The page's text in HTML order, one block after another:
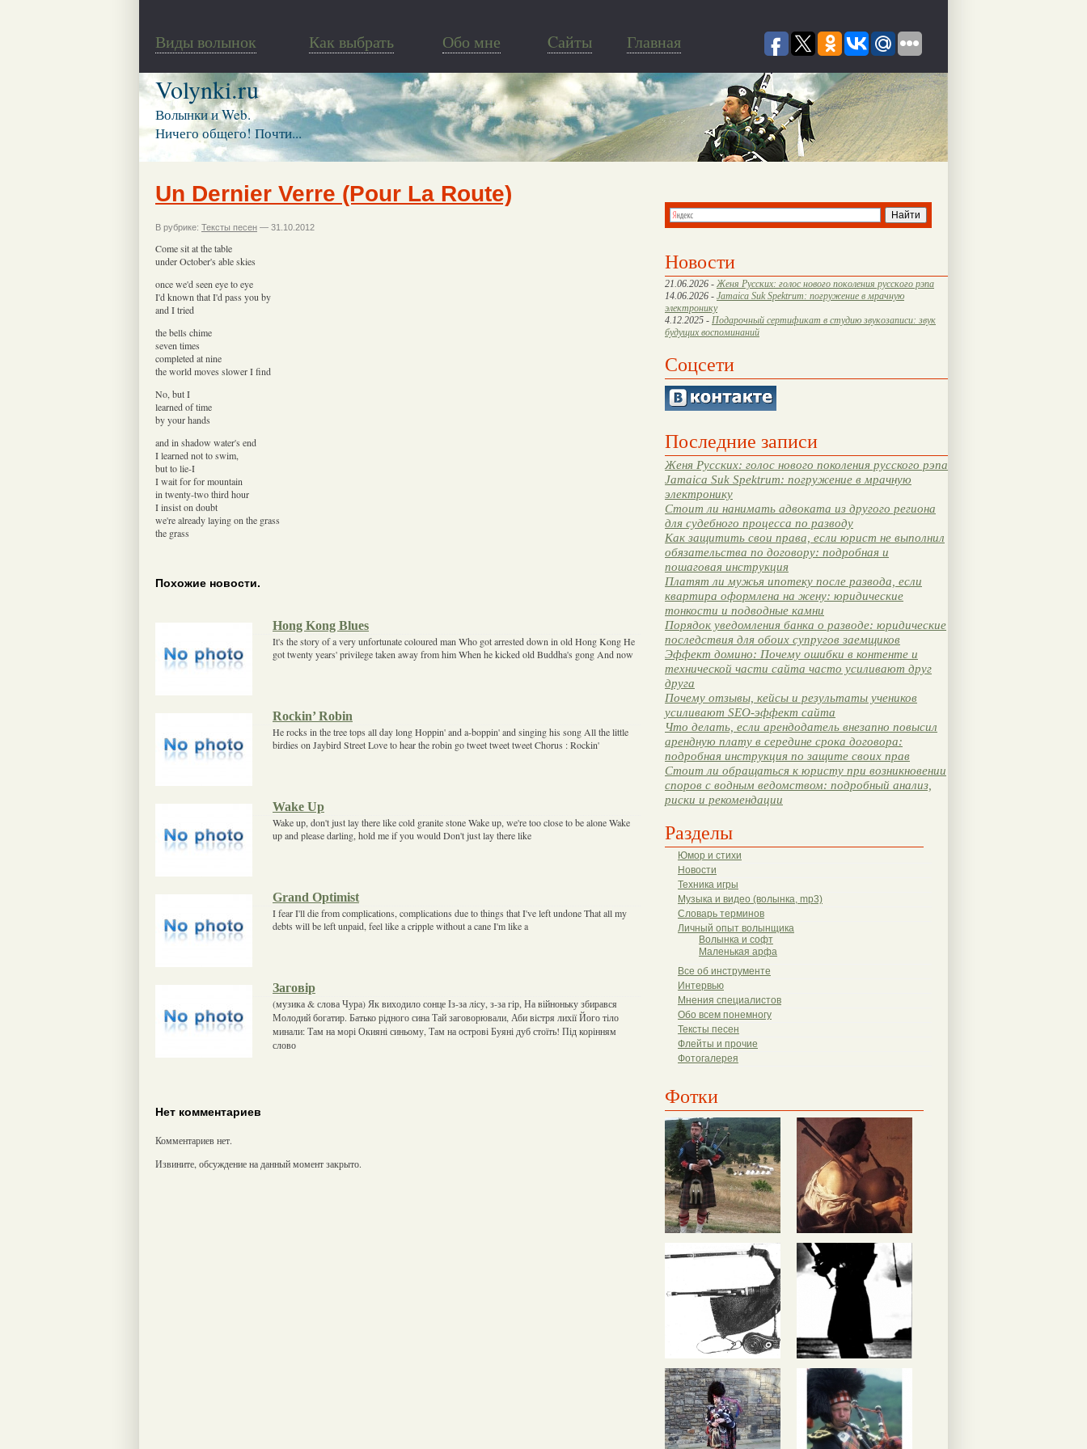
Виды волынок Как выбрать Обо мне Cайты Главная
Volynki.ru
Волынки и Web.
Ничего общего! Почти...
Новости
21.06.2026 - Женя Русских: голос нового поколения русского рэпа
14.06.2026 - Jamaica Suk Spektrum: погружение в мрачную
электронику
4.12.2025 - Подарочный сертификат в студию звукозаписи: звук
будущих воспоминаний
Соцсети
Последние записи
Женя Русских: голос нового поколения русского рэпа
Jamaica Suk Spektrum: погружение в мрачную
электронику
Стоит ли нанимать адвоката из другого региона
для судебного процесса по разводу
Как защитить свои права, если юрист не выполнил
обязательства по договору: подробная и
пошаговая инструкция
Платят ли мужья ипотеку после развода, если
квартира оформлена на жену: юридические
тонкости и подводные камни
Порядок уведомления банка о разводе: юридические
последствия для обоих супругов заемщиков
Эффект домино: Почему ошибки в контенте и
технической части сайта часто усиливают друг
друга
Почему отзывы, кейсы и результаты учеников
усиливают SEO-эффект сайта
Что делать, если арендодатель внезапно повысил
арендную плату в середине срока договора:
подробная инструкция по защите своих прав
Стоит ли обращаться к юристу при возникновении
споров с водным ведомством: подробный анализ,
риски и рекомендации
Разделы
Юмор и стихи
Новости
Техника игры
Музыка и видео (волынка, mp3)
Словарь терминов
Личный опыт волынщика
Волынка и софт
Маленькая арфа
Все об инструменте
Интервью
Мнения специалистов
Обо всем понемногу
Тексты песен
Флейты и прочие
Фотогалерея
Фотки
Un Dernier Verre (Pour La Route)
В рубрике: Тексты песен — 31.10.2012
Come sit at the table
under October's able skies
once we'd seen eye to eye
I'd known that I'd pass you by
and I tried
the bells chime
seven times
completed at nine
the world moves slower I find
No, but I
learned of time
by your hands
and in shadow water's end
I learned not to swim,
but to lie-I
I wait for for mountain
in twenty-two third hour
I insist on doubt
we're already laying on the grass
the grass
Похожие новости.
Hong Kong Blues
It's the story of a very unfortunate coloured man Who got arrested down in old Hong Kong He
got twenty years' privilege taken away from him When he kicked old Buddha's gong And now
Rockin’ Robin
He rocks in the tree tops all day long Hoppin' and a-boppin' and singing his song All the little
birdies on Jaybird Street Love to hear the robin go tweet tweet tweet Chorus : Rockin'
Wake Up
Wake up, don't just lay there like cold granite stone Wake up, we're too close to be alone Wake
up and please darling, hold me if you would Don't just lay there like
Grand Optimist
I fear I'll die from complications, complications due to things that I've left undone That all my
debts will be left unpaid, feel like a cripple without a cane I'm like a
Заговір
(музика & слова Чура) Як виходило сонце Із-за лісу, з-за гір, На війноньку збирався
Молодий богатир. Батько рідного сина Тай заговорювали, Аби вістря лихії Його тіло
минали: Там на морі Окияні синьому, Там на острові Буяні дуб стоїть! Під корінням
слово
Нет комментариев
Комментариев нет.
Извините, обсуждение на данный момент закрыто.